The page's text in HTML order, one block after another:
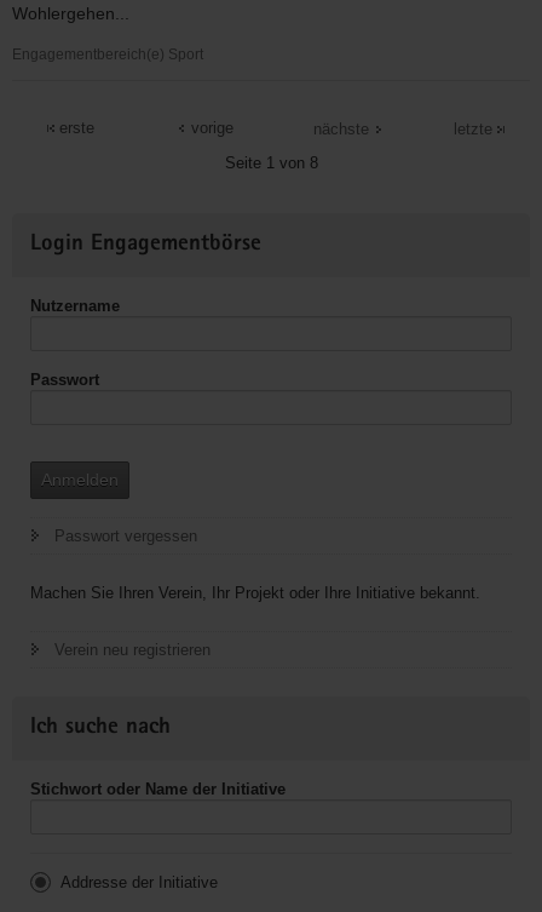
Wohlergehen...
Engagementbereich(e) Sport
erste
vorige
Seite 1 von 8
nächste letzte
Informationen
Login Engagementbörse
Nutzername
Passwort
Anmelden
Passwort vergessen
Machen Sie Ihren Verein, Ihr Projekt oder Ihre Initiative bekannt.
Verein neu registrieren
Ich suche nach
Stichwort oder Name der Initiative
Addresse der Initiative